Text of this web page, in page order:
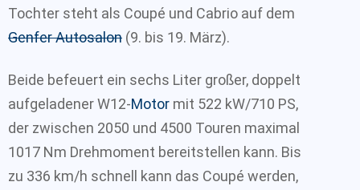
Tochter steht als Coupé und Cabrio auf dem
Genfer Autosalon (9. bis 19. März).
Beide befeuert ein sechs Liter großer, doppelt
aufgeladener W12-Motor mit 522 kW/710 PS,
der zwischen 2050 und 4500 Touren maximal
1017 Nm Drehmoment bereitstellen kann. Bis
zu 336 km/h schnell kann das Coupé werden,